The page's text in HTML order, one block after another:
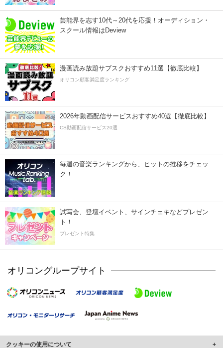
芸能界を志す10代～20代を応援！オーディション・
スクール情報はDeview
漫画読み放題サブスクおすすめ11選【徹底比較】
オリコン顧客満足度ランキング
2026年動画配信サービスおすすめ40選【徹底比較】
CS動画配信サービス20選
毎週の音楽ランキングから、ヒットの推移をチェッ
ク！
試写会、登壇イベント、サインチェキなどプレゼン
ト！
プレゼント特集
オリコングループサイト
クッキーの使用について